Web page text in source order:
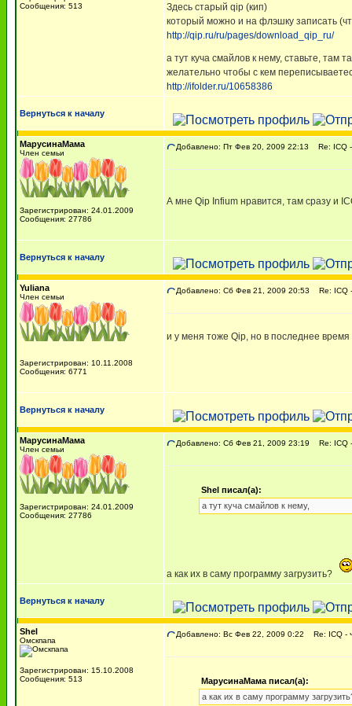
Сообщения: 513
Здесь старый qip (кип)
который можно и на флэшку записать
http://qip.ru/ru/pages/download_qip_ru/
а тут куча смайлов к нему, ставьте, там
желательно чтобы с кем
http://ifolder.ru/10658386
Вернуться к началу
МарусинаМама
Член семьи
Зарегистрирован: 24.01.2009
Сообщения: 27786
Добавлено: Пт Фев 20, 2009 22:13 Re: ICQ -
А мне Qip Infium нравится, там сразу и
Вернуться к началу
Yuliana
Член семьи
Зарегистрирован: 10.11.2008
Сообщения: 6771
Добавлено: Сб Фев 21, 2009 20:53 Re: ICQ
и у меня тоже Qip, но в последнее
Вернуться к началу
МарусинаМама
Член семьи
Зарегистрирован: 24.01.2009
Сообщения: 27786
Добавлено: Сб Фев 21, 2009 23:19 Re: ICQ
Shel писал(а):
а тут куча смайлов к нему,
а как их в саму программу загрузить?
Вернуться к началу
Shel
Омскпапа
Зарегистрирован: 15.10.2008
Сообщения: 513
Добавлено: Вс Фев 22, 2009 0:22 Re: ICQ -
МарусинаМама писал(а):
а как их в саму программу